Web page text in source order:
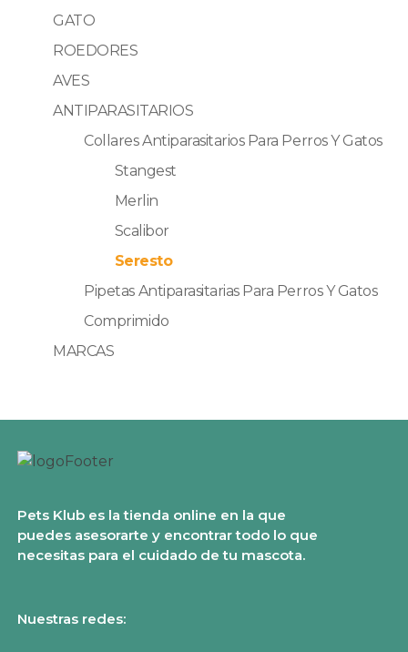
GATO
ROEDORES
AVES
ANTIPARASITARIOS
Collares Antiparasitarios Para Perros Y Gatos
Stangest
Merlin
Scalibor
Seresto
Pipetas Antiparasitarias Para Perros Y Gatos
Comprimido
MARCAS
Pets Klub es la tienda online en la que
puedes asesorarte y encontrar todo lo que
necesitas para el cuidado de tu mascota.
Nuestras redes: